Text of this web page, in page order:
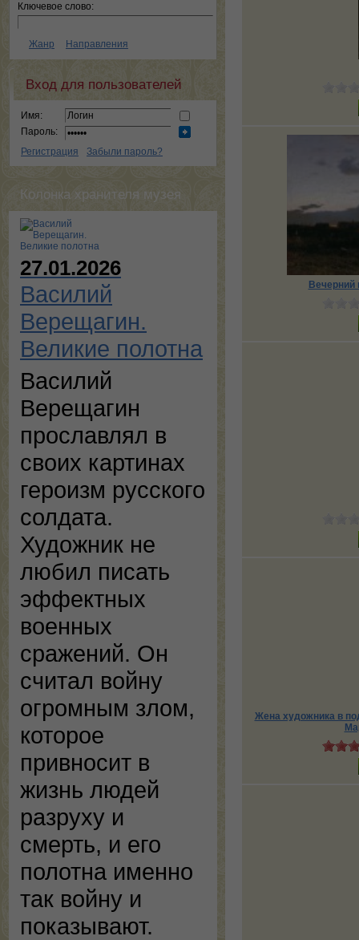
Ключевое слово:
Жанр Направления
Вход для пользователей
Имя:
Пароль:
Регистрация
Забыли пароль?
Колонка хранителя музея
27.01.2026
Василий
Верещагин.
Великие полотна
Василий
Верещагин
прославлял в
своих картинах
героизм русского
солдата.
Художник не
любил писать
эффектных
военных
сражений. Он
считал войну
огромным злом,
которое
привносит в
жизнь людей
разруху и
смерть, и его
полотна именно
так войну и
показывают.
Вечерний
Жена художника в